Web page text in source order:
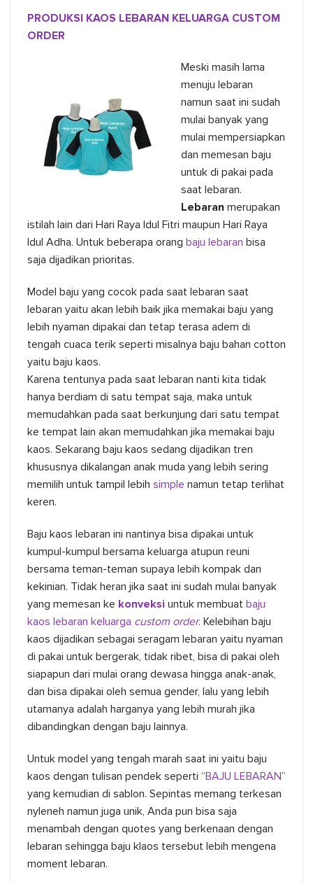
PRODUKSI KAOS LEBARAN KELUARGA CUSTOM
ORDER
Meski masih lama
menuju lebaran
namun saat ini sudah
mulai banyak yang
mulai mempersiapkan
dan memesan baju
untuk di pakai pada
saat lebaran.
Lebaran merupakan
istilah lain dari Hari Raya Idul Fitri maupun Hari Raya
Idul Adha. Untuk beberapa orang baju lebaran bisa
saja dijadikan prioritas.
Model baju yang cocok pada saat lebaran saat
lebaran yaitu akan lebih baik jika memakai baju yang
lebih nyaman dipakai dan tetap terasa adem di
tengah cuaca terik seperti misalnya baju bahan cotton
yaitu baju kaos.
Karena tentunya pada saat lebaran nanti kita tidak
hanya berdiam di satu tempat saja, maka untuk
memudahkan pada saat berkunjung dari satu tempat
ke tempat lain akan memudahkan jika memakai baju
kaos. Sekarang baju kaos sedang dijadikan tren
khususnya dikalangan anak muda yang lebih sering
memilih untuk tampil lebih simple namun tetap terlihat
keren.
Baju kaos lebaran ini nantinya bisa dipakai untuk
kumpul-kumpul bersama keluarga atupun reuni
bersama teman-teman supaya lebih kompak dan
kekinian. Tidak heran jika saat ini sudah mulai banyak
yang memesan ke konveksi untuk membuat baju
kaos lebaran keluarga custom order. Kelebihan baju
kaos dijadikan sebagai seragam lebaran yaitu nyaman
di pakai untuk bergerak, tidak ribet, bisa di pakai oleh
siapapun dari mulai orang dewasa hingga anak-anak,
dan bisa dipakai oleh semua gender, lalu yang lebih
utamanya adalah harganya yang lebih murah jika
dibandingkan dengan baju lainnya.
Untuk model yang tengah marah saat ini yaitu baju
kaos dengan tulisan pendek seperti “BAJU LEBARAN”
yang kemudian di sablon. Sepintas memang terkesan
nyleneh namun juga unik, Anda pun bisa saja
menambah dengan quotes yang berkenaan dengan
lebaran sehingga baju klaos tersebut lebih mengena
moment lebaran.